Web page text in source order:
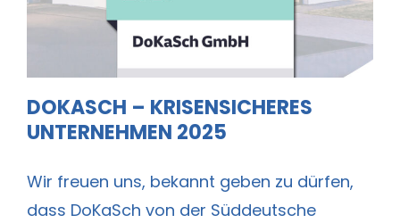
DOKASCH – KRISENSICHERES
UNTERNEHMEN 2025
Wir freuen uns, bekannt geben zu dürfen,
dass DoKaSch von der Süddeutsche